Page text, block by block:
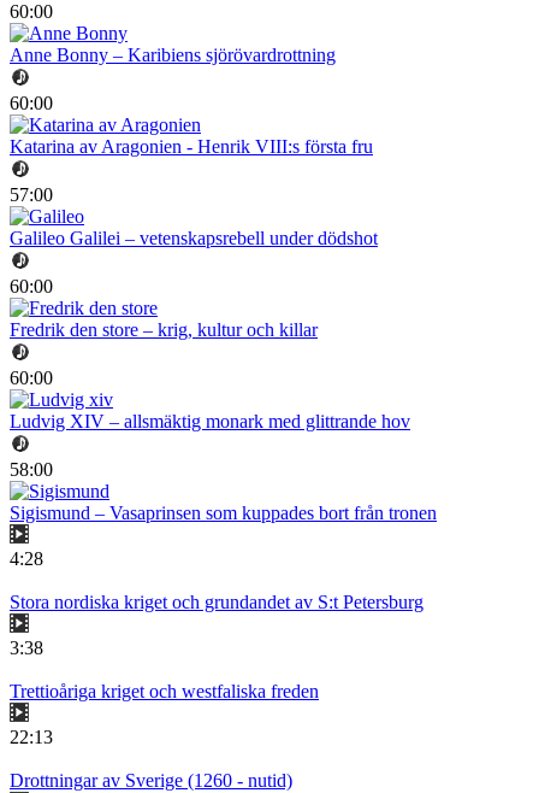
60:00
Anne Bonny – Karibiens sjörövardrottning
60:00
Katarina av Aragonien - Henrik VIII:s första fru
57:00
Galileo Galilei – vetenskapsrebell under dödshot
60:00
Fredrik den store – krig, kultur och killar
60:00
Ludvig XIV – allsmäktig monark med glittrande hov
58:00
Sigismund – Vasaprinsen som kuppades bort från tronen
4:28
Stora nordiska kriget och grundandet av S:t Petersburg
3:38
Trettioåriga kriget och westfaliska freden
22:13
Drottningar av Sverige (1260 - nutid)